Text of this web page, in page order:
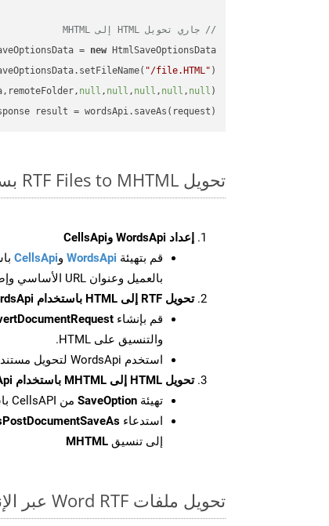
// جاري تحويل HTML إلى MHTML
= new
"/file.HTML"
null , null , null , null , null
result = wordsApi.saveAs(request);
تحويل RTF Files to MHTML بسيط على SDK Java
إعداد WordsApi وCellsApi
قم بتهيئة WordsApi وCellsApi
بالعميل وعنوان URL الأساسي وإصدار واجهة برمجة التطبيقات
تحويل RTF إلى HTML باستخدام WordsApi
قم بإنشاء
والتنسيق على HTML.
استخدم WordsApi لتحويل مستند RTF إلى HTML.
تحويل HTML إلى MHTML باستخدام CellsApi
تهيئة SaveOption من CellsAPI باستخدام SaveFormat كـ MHTML
استدعاء
إلى تنسيق MHTML
تحويل ملفات Word RTF عبر الإنترنت: طريقة سريعة وسهلة